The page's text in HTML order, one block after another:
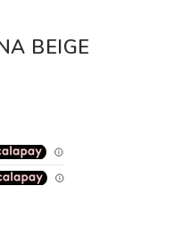
BEIGE